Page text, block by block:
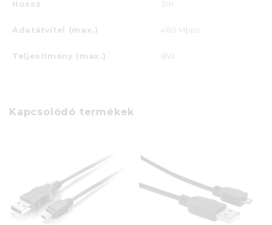
Hossz 3m
Adatátvitel (max.) 480 Mbps
Teljesítmény (max.) 8W
Kapcsolódó termékek